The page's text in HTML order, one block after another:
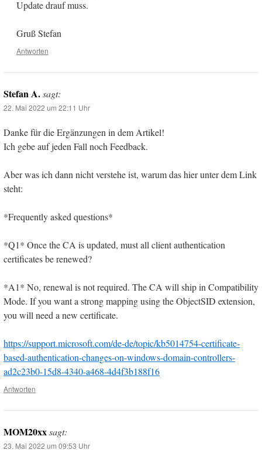
Update drauf muss.
Gruß Stefan
Antworten
Stefan A.sagt:
22. Mai 2022 um 22:11 Uhr
Danke für die Ergänzungen in dem Artikel!
Ich gebe auf jeden Fall noch Feedback.
Aber was ich dann nicht verstehe ist, warum das hier unter dem Link
steht:
*Frequently asked questions*
*Q1* Once the CA is updated, must all client authentication
certificates be renewed?
*A1* No, renewal is not required. The CA will ship in Compatibility
Mode. If you want a strong mapping using the ObjectSID extension,
you will need a new certificate.
https://support.microsoft.com/de-de/topic/kb5014754-certificate-
based-authentication-changes-on-windows-domain-controllers-
ad2c23b0-15d8-4340-a468-4d4f3b188f16
Antworten
MOM20xxsagt:
23. Mai 2022 um 09:53 Uhr